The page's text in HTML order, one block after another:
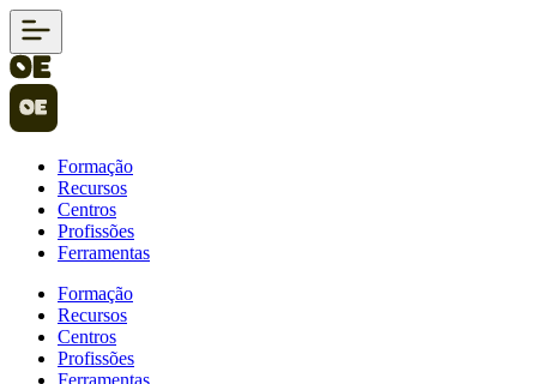
Formação
Recursos
Centros
Profissões
Ferramentas
Formação
Recursos
Centros
Profissões
Ferramentas